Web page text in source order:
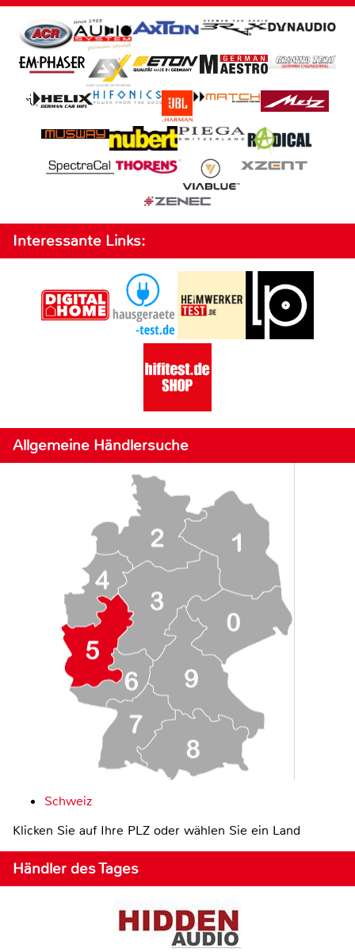
Interessante Links:
Allgemeine Händlersuche
Schweiz
Klicken Sie auf Ihre PLZ oder wählen Sie ein Land
Händler des Tages